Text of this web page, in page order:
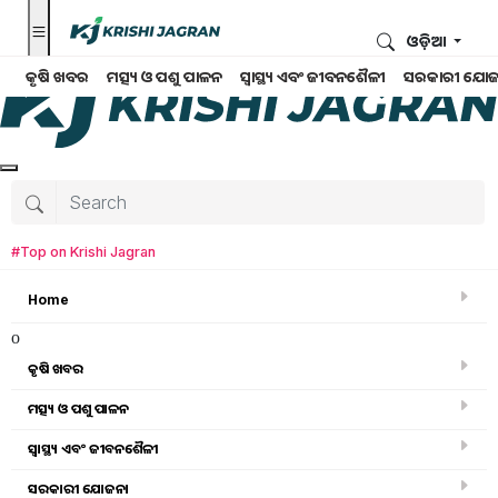
କୃଷି ଖବର ମତ୍ସ୍ୟ ଓ ପଶୁ ପାଳନ ସ୍ୱାସ୍ଥ୍ୟ ଏବଂ ଜୀବନଶୈଳୀ ସରକାରୀ
ଓଡ଼ିଆ
#Top on Krishi Jagran
Home
o
କୃଷି ଖବର
ମତ୍ସ୍ୟ ଓ ପଶୁ ପାଳନ
ସ୍ୱାସ୍ଥ୍ୟ ଏବଂ ଜୀବନଶୈଳୀ
ସରକାରୀ ଯୋଜନା
କୃଷି ଉପକରଣ